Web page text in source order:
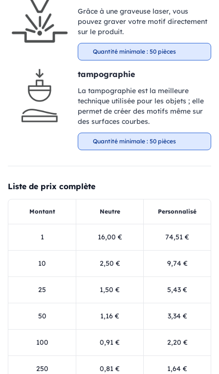
Grâce à une graveuse laser, vous
pouvez graver votre motif directement
sur le produit.
Quantité minimale : 50 pièces
tampographie
La tampographie est la meilleure
technique utilisée pour les objets ; elle
permet de créer des motifs même sur
des surfaces courbes.
Quantité minimale : 50 pièces
Liste de prix complète
Montant Neutre Personnalisé
1 16,00 € 74,51 €
10 2,50 € 9,74 €
25 1,50 € 5,43 €
50 1,16 € 3,34 €
100 0,91 € 2,20 €
250 0,81 € 1,64 €